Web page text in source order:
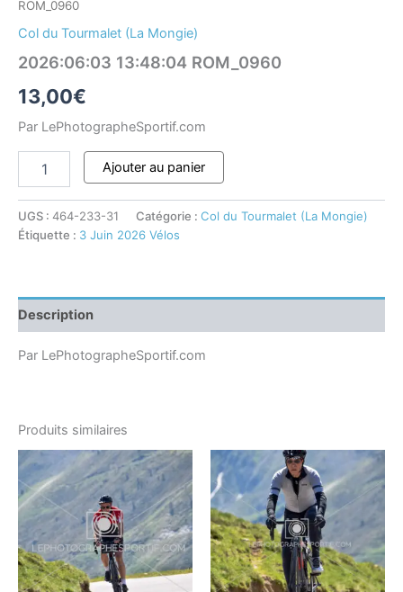
ROM_0960
Col du Tourmalet (La Mongie)
2026:06:03 13:48:04 ROM_0960
13,00€
Par LePhotographeSportif.com
Ajouter au panier
UGS : 464-233-31 Catégorie : Col du Tourmalet (La Mongie)
Étiquette : 3 Juin 2026 Vélos
Description
Par LePhotographeSportif.com
Produits similaires